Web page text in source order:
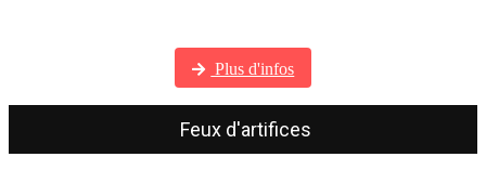
Plus d'infos
Feux d'artifices